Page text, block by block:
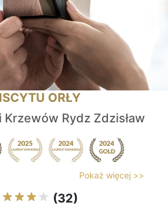
ORŁY
Krzewów Rydz Zdzisław
Pokaż więcej >>
(32)